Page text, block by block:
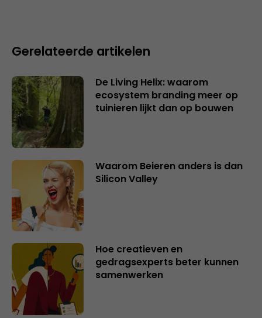
Gerelateerde artikelen
De Living Helix: waarom
ecosystem branding meer op
tuinieren lijkt dan op bouwen
Waarom Beieren anders is dan
Silicon Valley
Hoe creatieven en
gedragsexperts beter kunnen
samenwerken